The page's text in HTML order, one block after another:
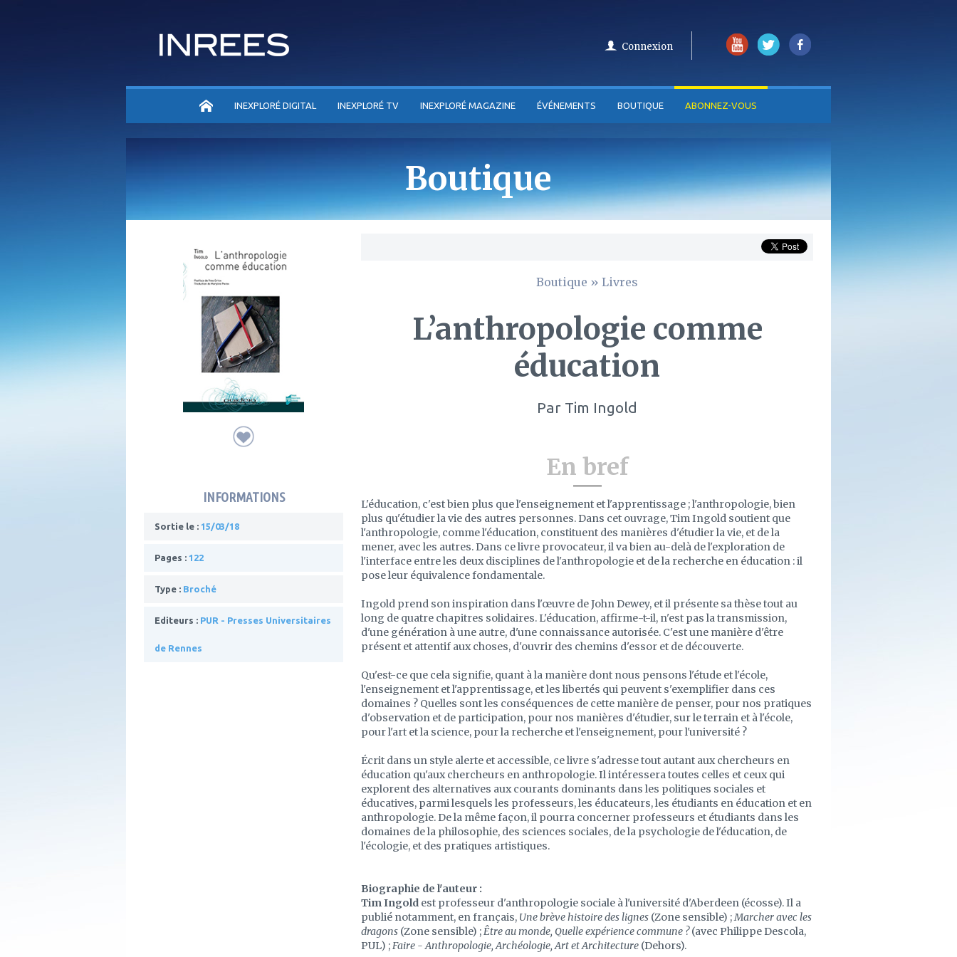
Connexion
ACCUEILINEXPLORÉ DIGITAL INEXPLORÉ TV INEXPLORÉ MAGAZINE ÉVÉNEMENTS BOUTIQUE ABONNEZ-VOUS
Boutique
INFORMATIONS
Sortie le : 15/03/18
Pages : 122
Type : Broché
Editeurs : PUR - Presses Universitaires
de Rennes
Boutique » Livres
L’anthropologie comme
éducation
Par Tim Ingold
En bref
L'éducation, c'est bien plus que l'enseignement et l'apprentissage ; l'anthropologie, bien
plus qu'étudier la vie des autres personnes. Dans cet ouvrage, Tim Ingold soutient que
l'anthropologie, comme l'éducation, constituent des manières d'étudier la vie, et de la
mener, avec les autres. Dans ce livre provocateur, il va bien au-delà de l'exploration de
l'interface entre les deux disciplines de l'anthropologie et de la recherche en éducation : il
pose leur équivalence fondamentale.
Ingold prend son inspiration dans l'œuvre de John Dewey, et il présente sa thèse tout au
long de quatre chapitres solidaires. L'éducation, affirme-t-il, n'est pas la transmission,
d'une génération à une autre, d'une connaissance autorisée. C'est une manière d'être
présent et attentif aux choses, d'ouvrir des chemins d'essor et de découverte.
Qu'est-ce que cela signifie, quant à la manière dont nous pensons l'étude et l'école,
l'enseignement et l'apprentissage, et les libertés qui peuvent s'exemplifier dans ces
domaines ? Quelles sont les conséquences de cette manière de penser, pour nos pratiques
d'observation et de participation, pour nos manières d'étudier, sur le terrain et à l'école,
pour l'art et la science, pour la recherche et l'enseignement, pour l'université ?
Écrit dans un style alerte et accessible, ce livre s'adresse tout autant aux chercheurs en
éducation qu'aux chercheurs en anthropologie. Il intéressera toutes celles et ceux qui
explorent des alternatives aux courants dominants dans les politiques sociales et
éducatives, parmi lesquels les professeurs, les éducateurs, les étudiants en éducation et en
anthropologie. De la même façon, il pourra concerner professeurs et étudiants dans les
domaines de la philosophie, des sciences sociales, de la psychologie de l'éducation, de
l'écologie, et des pratiques artistiques.
Biographie de l'auteur :
Tim Ingold est professeur d'anthropologie sociale à l'université d'Aberdeen (écosse). Il a
publié notamment, en français, Une brève histoire des lignes (Zone sensible) ;Marcher avec les
dragons (Zone sensible) ;Être au monde, Quelle expérience commune ?(avec Philippe Descola,
PUL) ;Faire - Anthropologie, Archéologie, Art et Architecture (Dehors).